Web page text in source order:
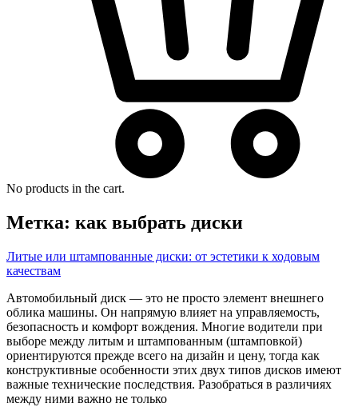
No products in the cart.
Метка: как выбрать диски
Литые или штампованные диски: от эстетики к ходовым
качествам
Автомобильный диск — это не просто элемент внешнего
облика машины. Он напрямую влияет на управляемость,
безопасность и комфорт вождения. Многие водители при
выборе между литым и штампованным (штамповкой)
ориентируются прежде всего на дизайн и цену, тогда как
конструктивные особенности этих двух типов дисков имеют
важные технические последствия. Разобраться в различиях
между ними важно не только